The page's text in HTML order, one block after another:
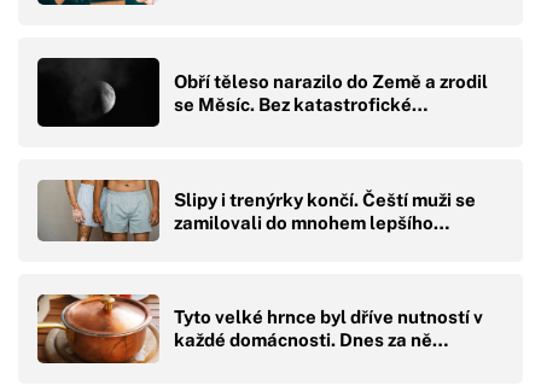
Obří těleso narazilo do Země a zrodil
se Měsíc. Bez katastrofické…
Slipy i trenýrky končí. Čeští muži se
zamilovali do mnohem lepšího…
Tyto velké hrnce byl dříve nutností v
každé domácnosti. Dnes za ně…